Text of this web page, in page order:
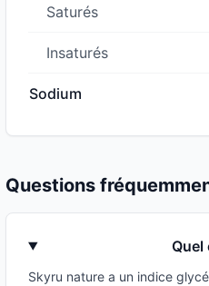
Saturés
Insaturés
Sodium
Questions
Quel
Skyru nature a un indice